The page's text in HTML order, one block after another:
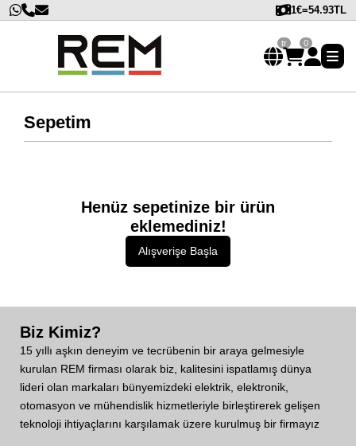
1€=54.93TL
tr 0
Sepetim
Henüz sepetinize bir ürün
eklemediniz!
Alışverişe Başla
Biz Kimiz?
15 yıllı aşkın deneyim ve tecrübenin bir araya gelmesiyle
kurulan REM firması olarak biz, kalitesini ispatlamış dünya
lideri olan markaları bünyemizdeki elektrik, elektronik,
otomasyon ve mühendislik hizmetleriyle birleştirerek gelişen
teknoloji ihtiyaçlarını karşılamak üzere kurulmuş bir firmayız